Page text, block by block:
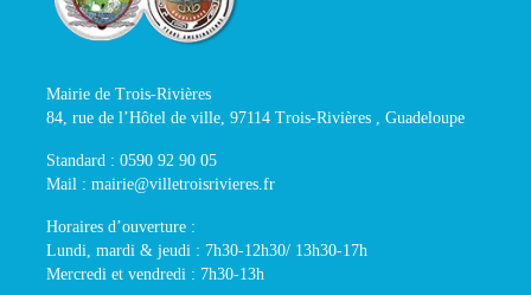
Mairie de Trois-Rivières
84, rue de l’Hôtel de ville, 97114 Trois-Rivières , Guadeloupe
Standard : 0590 92 90 05
Mail : mairie@villetroisrivieres.fr
Horaires d’ouverture :
Lundi, mardi & jeudi : 7h30-12h30/ 13h30-17h
Mercredi et vendredi : 7h30-13h